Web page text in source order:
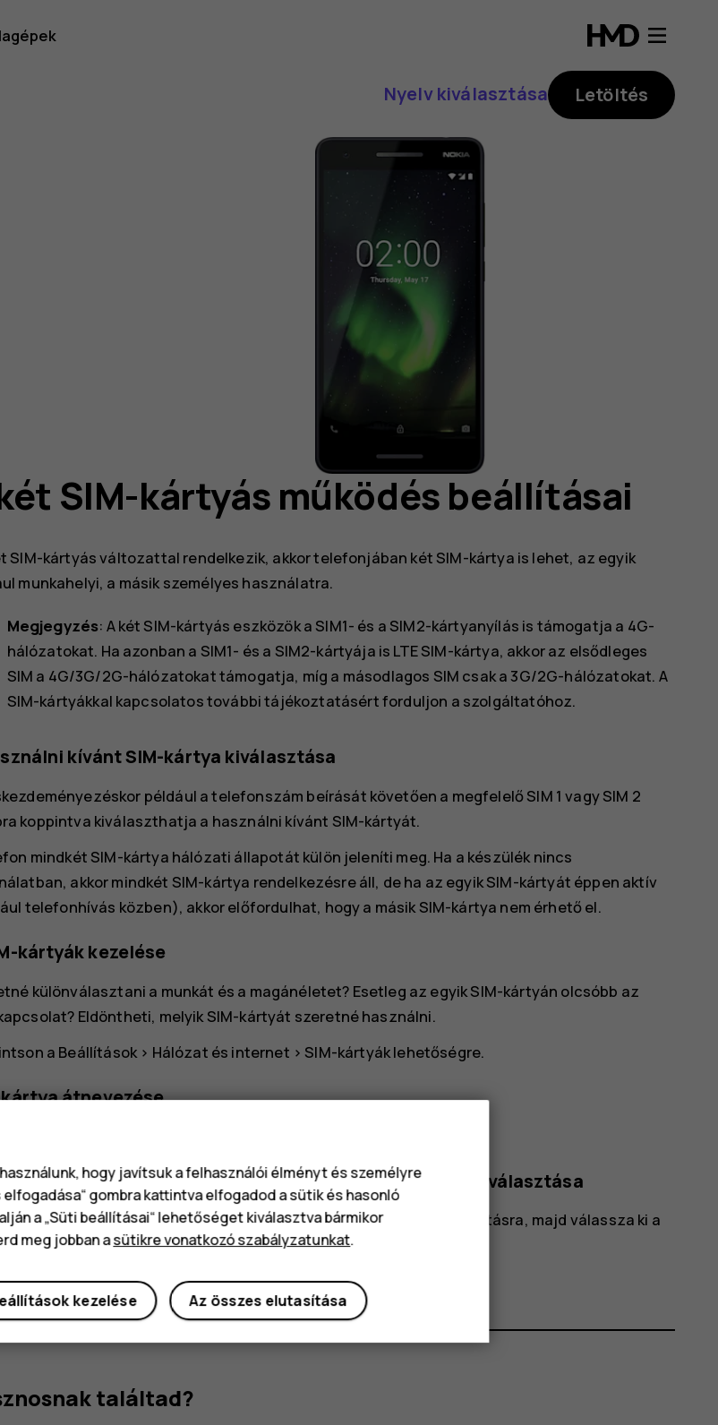
Nyelv kiválasztása Letöltés
SIM-kártyás működés beállításai
SIM-kártyás változattal rendelkezik, akkor telefonjában két SIM-kártya is lehet, az egyik
munkahelyi, a másik személyes használatra.
Megjegyzés: A két SIM-kártyás eszközök a SIM1- és a SIM2-kártyanyílás is támogatja a 4G-
hálózatokat. Ha azonban a SIM1- és a SIM2-kártyája is LTE SIM-kártya, akkor az elsődleges
SIM a 4G/3G/2G-hálózatokat támogatja, míg a másodlagos SIM csak a 3G/2G-hálózatokat. A
SIM-kártyákkal kapcsolatos további tájékoztatásért forduljon a szolgáltatóhoz.
kívánt SIM-kártya kiválasztása
például a telefonszám beírását követően a megfelelő SIM 1 vagy SIM 2
koppintva kiválaszthatja a használni kívánt SIM-kártyát.
mindkét SIM-kártya hálózati állapotát külön jeleníti meg. Ha a készülék nincs
akkor mindkét SIM-kártya rendelkezésre áll, de ha az egyik SIM-kártyát éppen aktív
telefonhívás közben), akkor előfordulhat, hogy a másik SIM-kártya nem érhető el.
kártyák kezelése
különválasztani a munkát és a magánéletet? Esetleg az egyik SIM-kártyán olcsóbb az
Eldöntheti, melyik SIM-kártyát szeretné használni.
a Beállítások> Hálózat és internet > SIM-kártyáklehetőségre.
átnevezése
vagy adatkapcsolathoz használt SIM-kártya kiválasztása
SIMszakaszban koppintson a módosítani kívánt beállításra, majd válassza ki a
találtad?
hogy javítsuk a felhasználói élményt és személyre
gombra kattintva elfogadod a sütik és hasonló
a „Süti beállításai“ lehetőséget kiválasztva bármikor
meg jobban asütikre vonatkozó szabályzatunkat.
Az összes elutasítása
kezelése